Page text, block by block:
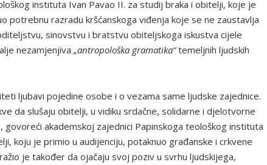
instituta Ivan Pavao II. za studij braka i obitelji, koje je
potrebnu razradu kršćanskoga viđenja koje se ne zaustavlja
sinovstvu i bratstvu obiteljskoga iskustva cijele
nezamjenjiva „antropološka gramatika“temeljnih ljudskih
ljubavi pojedine osobe i o vezama same ljudske zajednice.
da slušaju obitelji, u vidiku srdačne, solidarne i djelotvorne
govoreći akademskoj zajednici Papinskoga teološkog instituta
koju je primio u audijenciju, potaknuo građanske i crkvene
je također da ojačaju svoj poziv u svrhu ljudskijega,